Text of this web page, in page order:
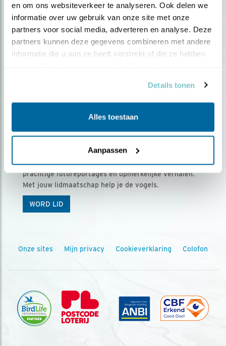
en om ons websiteverkeer te analyseren. Ook delen we
informatie over uw gebruik van onze site met onze
partners voor social media, adverteren en analyse. Deze
partners kunnen deze gegevens combineren met andere
informatie die u aan ze heeft verstrekt of die ze hebben
Details tonen
Alles toestaan
Aanpassen
Ontvang 5 x Vogels voor € 36,00 per jaar
Vogels is het tijdschrift voor onze leden, met
prachtige fotoreportages en opmerkelijke verhalen.
Met jouw lidmaatschap help je de vogels.
WORD LID
Onze sites Mijn privacy Cookieverklaring Colofon